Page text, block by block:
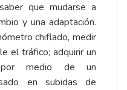
que mudarse a
y una adaptación.
chiflado, medir
el tráfico; adquirir un
medio de un
en subidas de